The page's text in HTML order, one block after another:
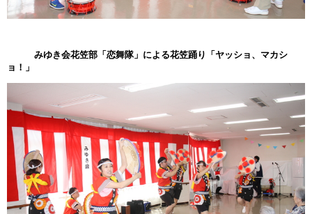
みゆき会花笠部「恋舞隊」による花笠踊り「ヤッショ、マカシ
ョ！」